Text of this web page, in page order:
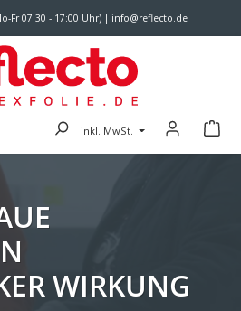
Fr 07:30 - 17:00 Uhr) | info@reflecto.de
inkl. MwSt.
WIRKUNG